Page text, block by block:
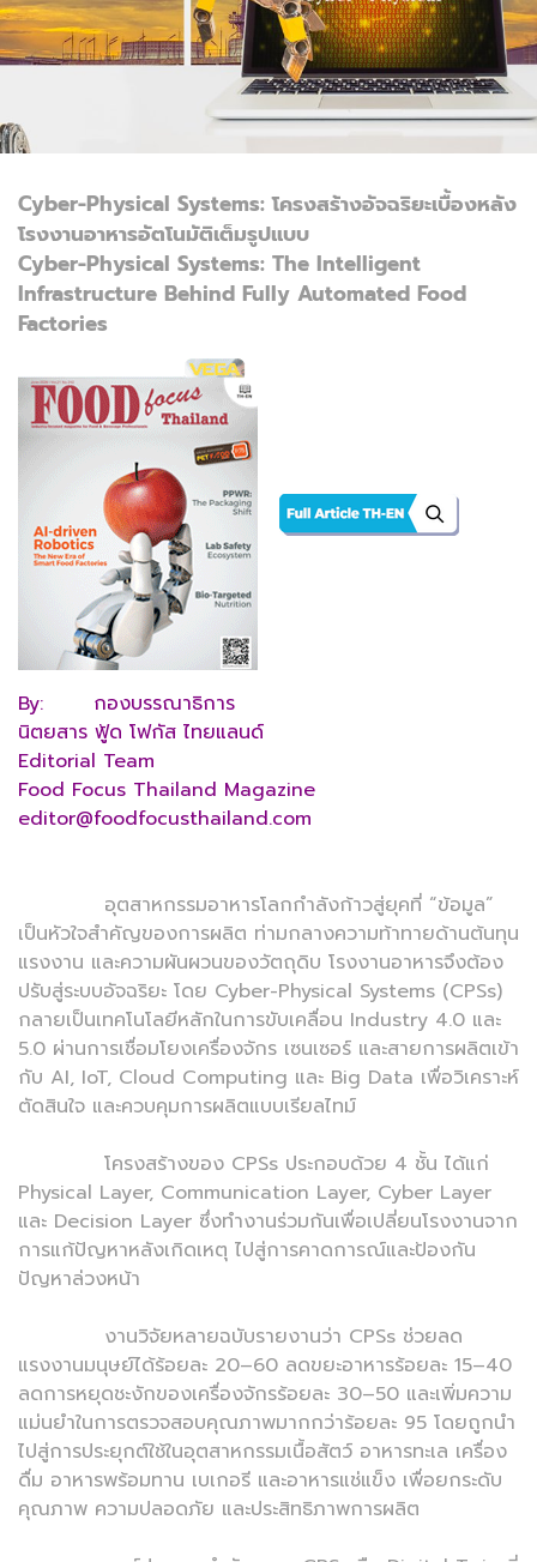
Cyber-Physical Systems: โครงสร้างอัจฉริยะเบื้องหลัง
โรงงานอาหารอัตโนมัติเต็มรูปแบบ
Cyber-Physical Systems: The Intelligent
Infrastructure Behind Fully Automated Food
Factories
By: กองบรรณาธิการ
นิตยสาร ฟู้ด โฟกัส ไทยแลนด์
Editorial Team
Food Focus Thailand Magazine
editor@foodfocusthailand.com
อุตสาหกรรมอาหารโลกกำลังก้าวสู่ยุคที่ “ข้อมูล”
เป็นหัวใจสำคัญของการผลิต ท่ามกลางความท้าทายด้านต้นทุน
แรงงาน และความผันผวนของวัตถุดิบ โรงงานอาหารจึงต้อง
ปรับสู่ระบบอัจฉริยะ โดย Cyber-Physical Systems (CPSs)
กลายเป็นเทคโนโลยีหลักในการขับเคลื่อน Industry 4.0 และ
5.0 ผ่านการเชื่อมโยงเครื่องจักร เซนเซอร์ และสายการผลิตเข้า
กับ AI, IoT, Cloud Computing และ Big Data เพื่อวิเคราะห์
ตัดสินใจ และควบคุมการผลิตแบบเรียลไทม์
โครงสร้างของ CPSs ประกอบด้วย 4 ชั้น ได้แก่
Physical Layer, Communication Layer, Cyber Layer
และ Decision Layer ซึ่งทำงานร่วมกันเพื่อเปลี่ยนโรงงานจาก
การแก้ปัญหาหลังเกิดเหตุ ไปสู่การคาดการณ์และป้องกัน
ปัญหาล่วงหน้า
งานวิจัยหลายฉบับรายงานว่า CPSs ช่วยลด
แรงงานมนุษย์ได้ร้อยละ 20–60 ลดขยะอาหารร้อยละ 15–40
ลดการหยุดชะงักของเครื่องจักรร้อยละ 30–50 และเพิ่มความ
แม่นยำในการตรวจสอบคุณภาพมากกว่าร้อยละ 95 โดยถูกนำ
ไปสู่การประยุกต์ใช้ในอุตสาหกรรมเนื้อสัตว์ อาหารทะเล เครื่อง
ดื่ม อาหารพร้อมทาน เบเกอรี และอาหารแช่แข็ง เพื่อยกระดับ
คุณภาพ ความปลอดภัย และประสิทธิภาพการผลิต